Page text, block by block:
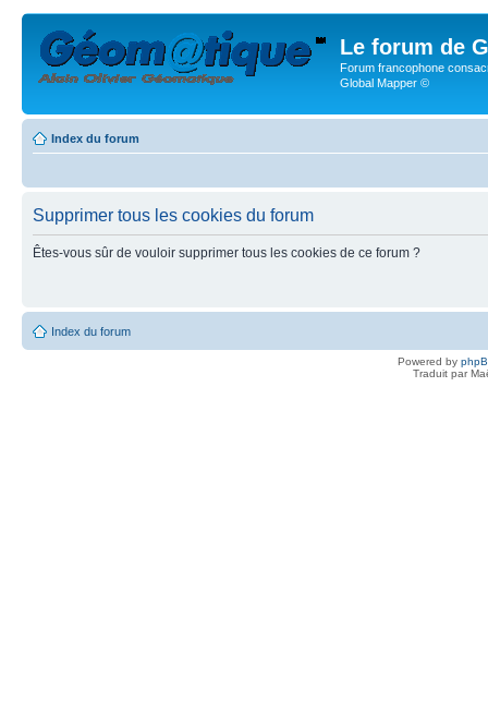
Le forum de
Forum francophone
Global Mapper ©
Index du forum
Supprimer tous les cookies du forum
Êtes-vous sûr de vouloir supprimer tous les cookies de ce forum ?
Index du forum
Powered by
Traduit par